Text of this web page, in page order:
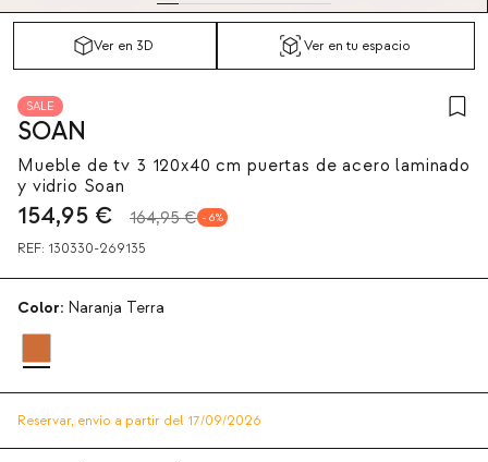
Ver en 3D Ver en tu espacio
SALE
SOAN
Mueble de tv 3 120x40 cm puertas de acero laminado
y vidrio Soan
154,95 € 164,95 € 6
REF: 130330-269135
Color: Naranja Terra
Reservar, envío a partir del 17/09/2026